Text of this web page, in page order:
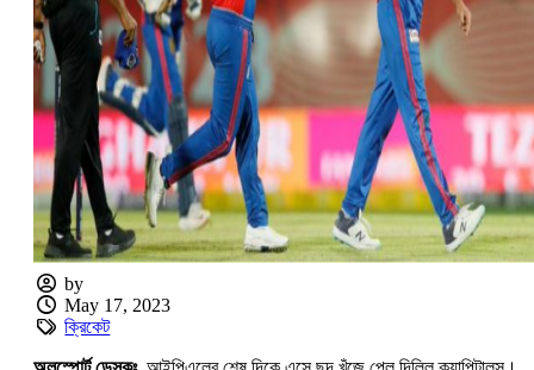
by
May 17, 2023
ক্রিকেট